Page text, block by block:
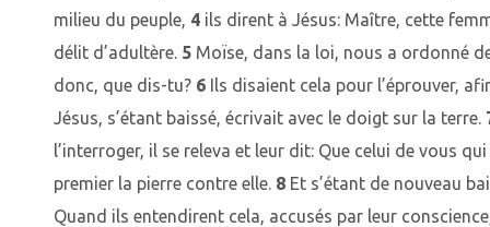
milieu du peuple, 4 ils dirent à Jésus: Maître, cette
délit d’adultère. 5 Moïse, dans la loi, nous a ordonné
donc, que dis-tu? 6 Ils disaient cela pour l’éprouver,
Jésus, s’étant baissé, écrivait avec le doigt sur la terre.
l’interroger, il se releva et leur dit: Que celui de vous
premier la pierre contre elle. 8 Et s’étant de nouveau
Quand ils entendirent cela, accusés par leur